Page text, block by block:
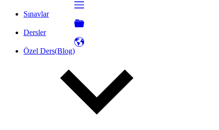
Sınavlar
Dersler
Özel Ders(Blog)